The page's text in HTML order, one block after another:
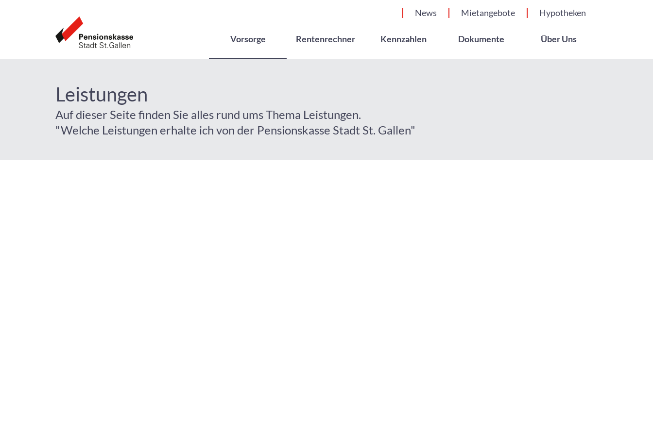
News Mietangebote Hypotheken
Vorsorge Rentenrechner Kennzahlen Dokumente Über Uns
Leistungen
Auf dieser Seite finden Sie alles rund ums Thema Leistungen.
"Welche Leistungen erhalte ich von der Pensionskasse Stadt St. Gallen"